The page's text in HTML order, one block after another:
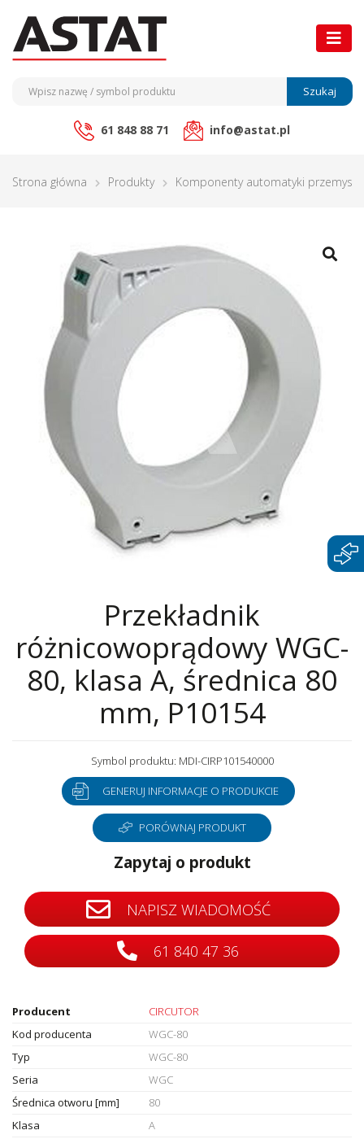
Szukaj
61 848 88 71 info@astat.pl
Strona główna Produkty Komponenty automatyki
Przekładnik
różnicowoprądowy WGC-
80, klasa A, średnica 80
mm, P10154
Symbol produktu: MDI-CIRP101540000
GENERUJ INFORMACJE O PRODUKCIE
PORÓWNAJ PRODUKT
Zapytaj o produkt
NAPISZ WIADOMOŚĆ
61 840 47 36
Producent
CIRCUTOR
Kod producenta
WGC-80
Typ
WGC-80
Seria
WGC
Średnica otworu [mm]
80
Klasa
A